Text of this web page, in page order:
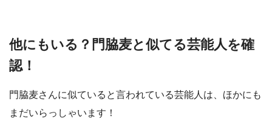
他にもいる？門脇麦と似てる芸能人を確
認！
門脇麦さんに似ていると言われている芸能人は、ほかにも
まだいらっしゃいます！